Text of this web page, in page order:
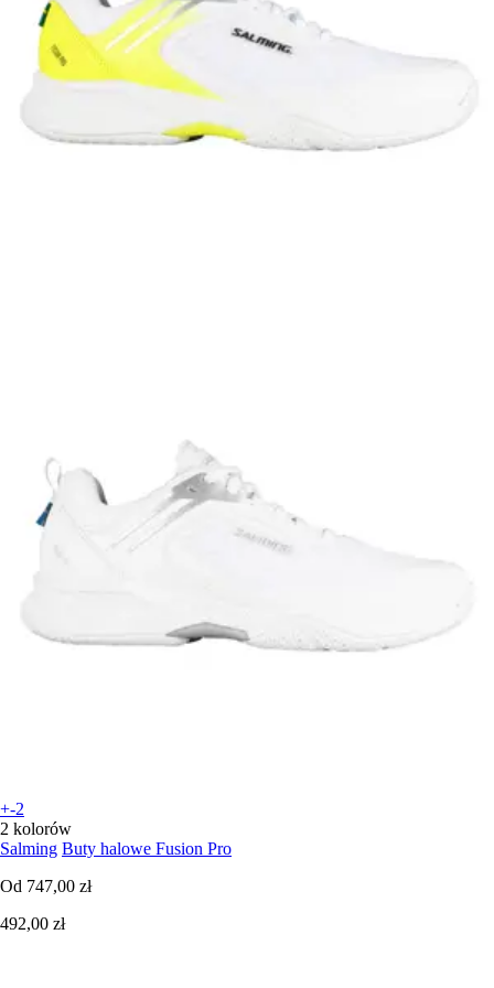
+-2
2 kolorów
Salming Buty halowe Fusion Pro
Od 747,00 zł
492,00 zł